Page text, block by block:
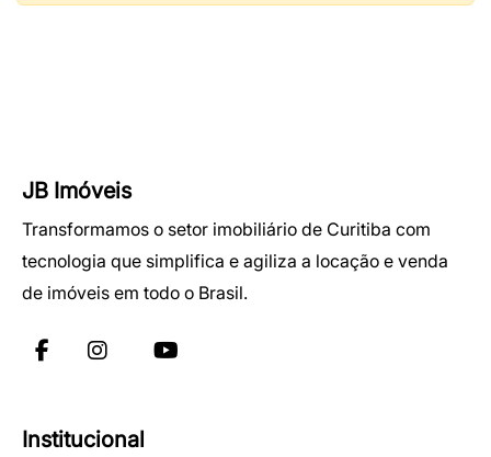
JB Imóveis
Transformamos o setor imobiliário de Curitiba com
tecnologia que simplifica e agiliza a locação e venda
de imóveis em todo o Brasil.
Institucional